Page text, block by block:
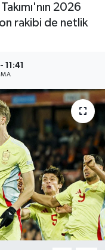
2026
rakibi de netlik